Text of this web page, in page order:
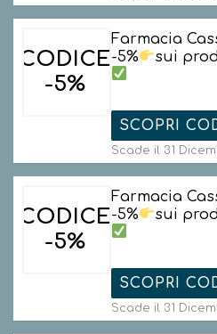
CODICE
-5%
Farmacia
-5%
sui
SCOPRI
Scade il 31
CODICE
-5%
Farmacia
-5%
sui
SCOPRI
Scade il 31